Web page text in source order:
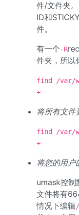
件/文件夹
ID和
件。
有一个-R
件夹，所以
find /var/
+
将所有文件
find /var/
+
将您的用户
umask控
文件将有
情况下编辑